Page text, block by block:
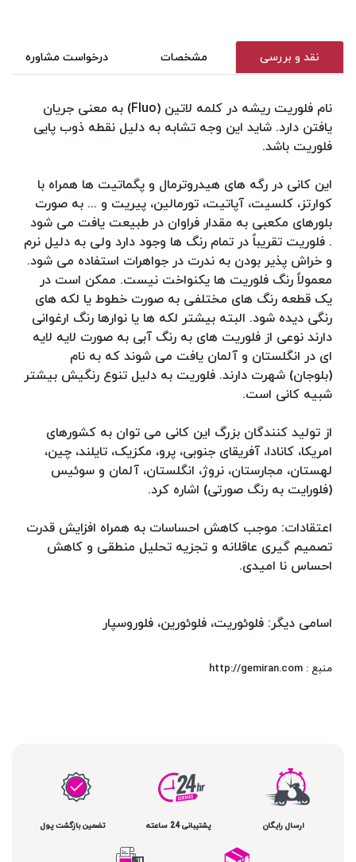
نقد و بررسی مشخصات درخواست مشاوره
نام فلوریت ریشه در کلمه لاتین (Fluo) به معنی جریان
یافتن دارد. شاید این وجه تشابه به دلیل نقطه ذوب پایی
فلوریت باشد.
این کانی در رگه های هیدروترمال و پگماتیت ها همراه با
کوارتز، کلسیت، آپاتیت، تورمالین، پیریت و ... به صورت
بلورهای مکعبی به مقدار فراوان در طبیعت یافت می شود
. فلوریت تقریباً در تمام رنگ ها وجود دارد ولی به دلیل نرم
و خراش پذیر بودن به ندرت در جواهرات استفاده می شود.
معمولاً رنگ فلوریت ها یکنواخت نیست. ممکن است در
یک قطعه رنگ های مختلفی به صورت خطوط یا لکه های
رنگی دیده شود. البته بیشتر لکه ها یا نوارها رنگ ارغوانی
دارند نوعی از فلوریت های به رنگ آبی به صورت لایه لایه
ای در انگلستان و آلمان یافت می شوند که به نام
(بلوجان) شهرت دارند. فلوریت به دلیل تنوع رنگیش بیشتر
شبیه کانی است.
از تولید کنندگان بزرگ این کانی می توان به کشورهای
امریکا، کانادا، آفریقای جنوبی، پرو، مکزیک، تایلند، چین،
لهستان، مجارستان، نروژ، انگلستان، آلمان و سوئیس
(فلورایت به رنگ صورتی) اشاره کرد.
اعتقادات: موجب کاهش احساسات به همراه افزایش قدرت
تصمیم گیری عاقلانه و تجزیه تحلیل منطقی و کاهش
احساس نا امیدی.
اسامی دیگر: فلوئوریت، فلوئورین، فلوروسپار
منبع : http://gemiran.com
ارسال رایگان پشتیبانی 24 ساعته تضمین بازگشت پول